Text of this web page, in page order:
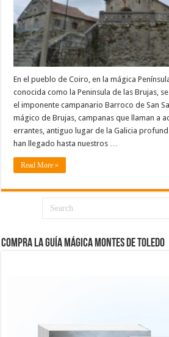
En el pueblo de Coiro, en la mágica
conocida como la Peninsula de las Brujas,
el imponente campanario Barroco de San
mágico de Brujas, campanas que llaman a
errantes, antiguo lugar de la Galicia
han llegado hasta nuestros …
Read More »
COMPRA LA GUÍA MÁGICA MONTES DE TOLEDO